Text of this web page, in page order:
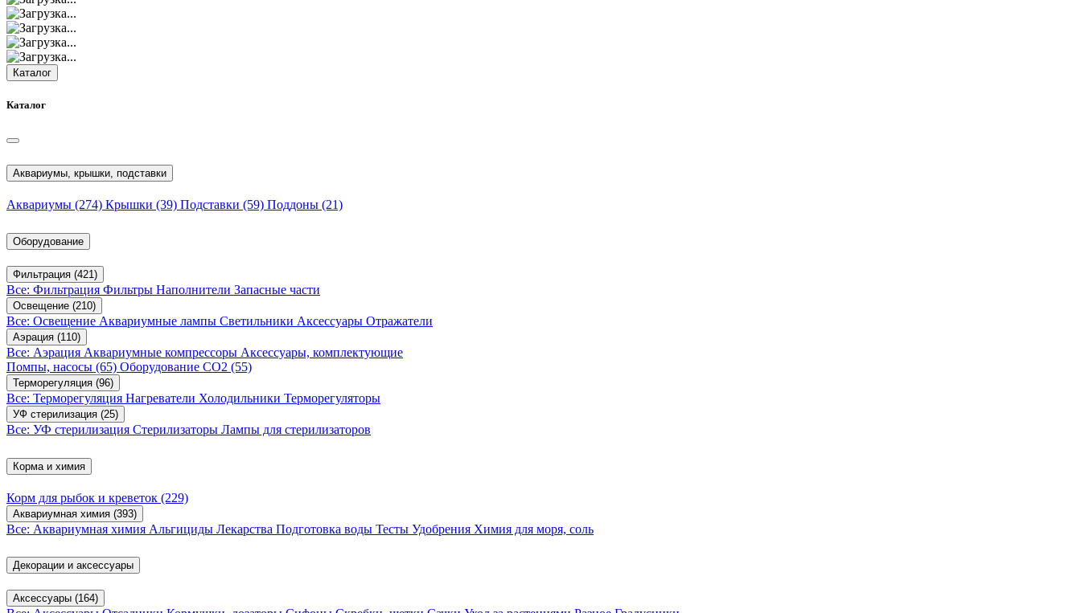
Каталог
Каталог
Аквариумы, крышки, подставки
Аквариумы (274) Крышки (39) Подставки (59) Поддоны (21)
Оборудование
Фильтрация (421)
Все: Фильтрация Фильтры Наполнители Запасные части
Освещение (210)
Все: Освещение Аквариумные лампы Светильники Аксессуары Отражатели
Аэрация (110)
Все: Аэрация Аквариумные компрессоры Аксессуары, комплектующие
Помпы, насосы (65) Оборудование CO2 (55)
Терморегуляция (96)
Все: Терморегуляция Нагреватели Холодильники Терморегуляторы
УФ стерилизация (25)
Все: УФ стерилизация Стерилизаторы Лампы для стерилизаторов
Корма и химия
Корм для рыбок и креветок (229)
Аквариумная химия (393)
Все: Аквариумная химия Альгициды Лекарства Подготовка воды Тесты Удобрения Химия для моря, соль
Декорации и аксессуары
Аксессуары (164)